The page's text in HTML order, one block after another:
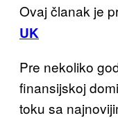
Ovaj članak je
UK
Pre nekoliko
finansijskoj
toku sa